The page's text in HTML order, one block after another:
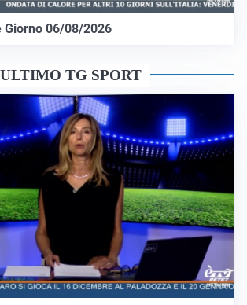
Giorno 06/08/2026
ULTIMO TG SPORT